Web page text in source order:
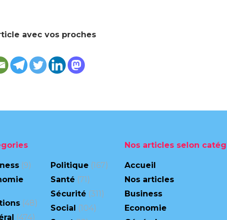
avec vos proches
(9)
(48)
(474)
Politique (167)
Santé (71)
Sécurité (311)
Social (104)
Nos articles selon
Accueil
Nos articles
Business
Economie